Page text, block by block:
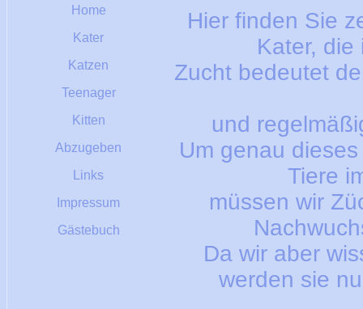
Home
Kater
Katzen
Teenager
Kitten
Abzugeben
Links
Impressum
Gästebuch
Hier finden Sie
Kater,
Zucht bedeutet
und
Um genau
Tiere
müssen wir
Da wir aber
werden sie